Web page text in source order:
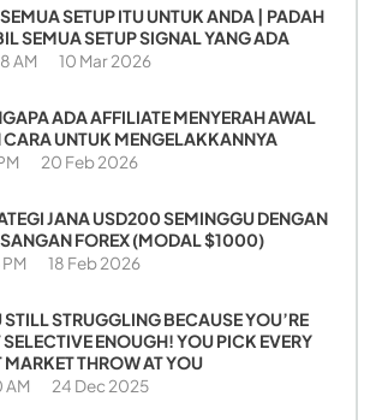
SETUP ITU UNTUK ANDA | PADAH
SEMUA SETUP SIGNAL YANG ADA
AM 10 Mar 2026
ADA AFFILIATE MENYERAH AWAL
CARA UNTUK MENGELAKKANNYA
20 Feb 2026
JANA USD200 SEMINGGU DENGAN
FOREX (MODAL $1000)
18 Feb 2026
STILL STRUGGLING BECAUSE YOU’RE
SELECTIVE ENOUGH! YOU PICK EVERY
MARKET THROW AT YOU
AM 24 Dec 2025